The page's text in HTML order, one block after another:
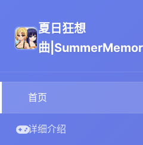
夏日狂想
曲
首页
详细介绍